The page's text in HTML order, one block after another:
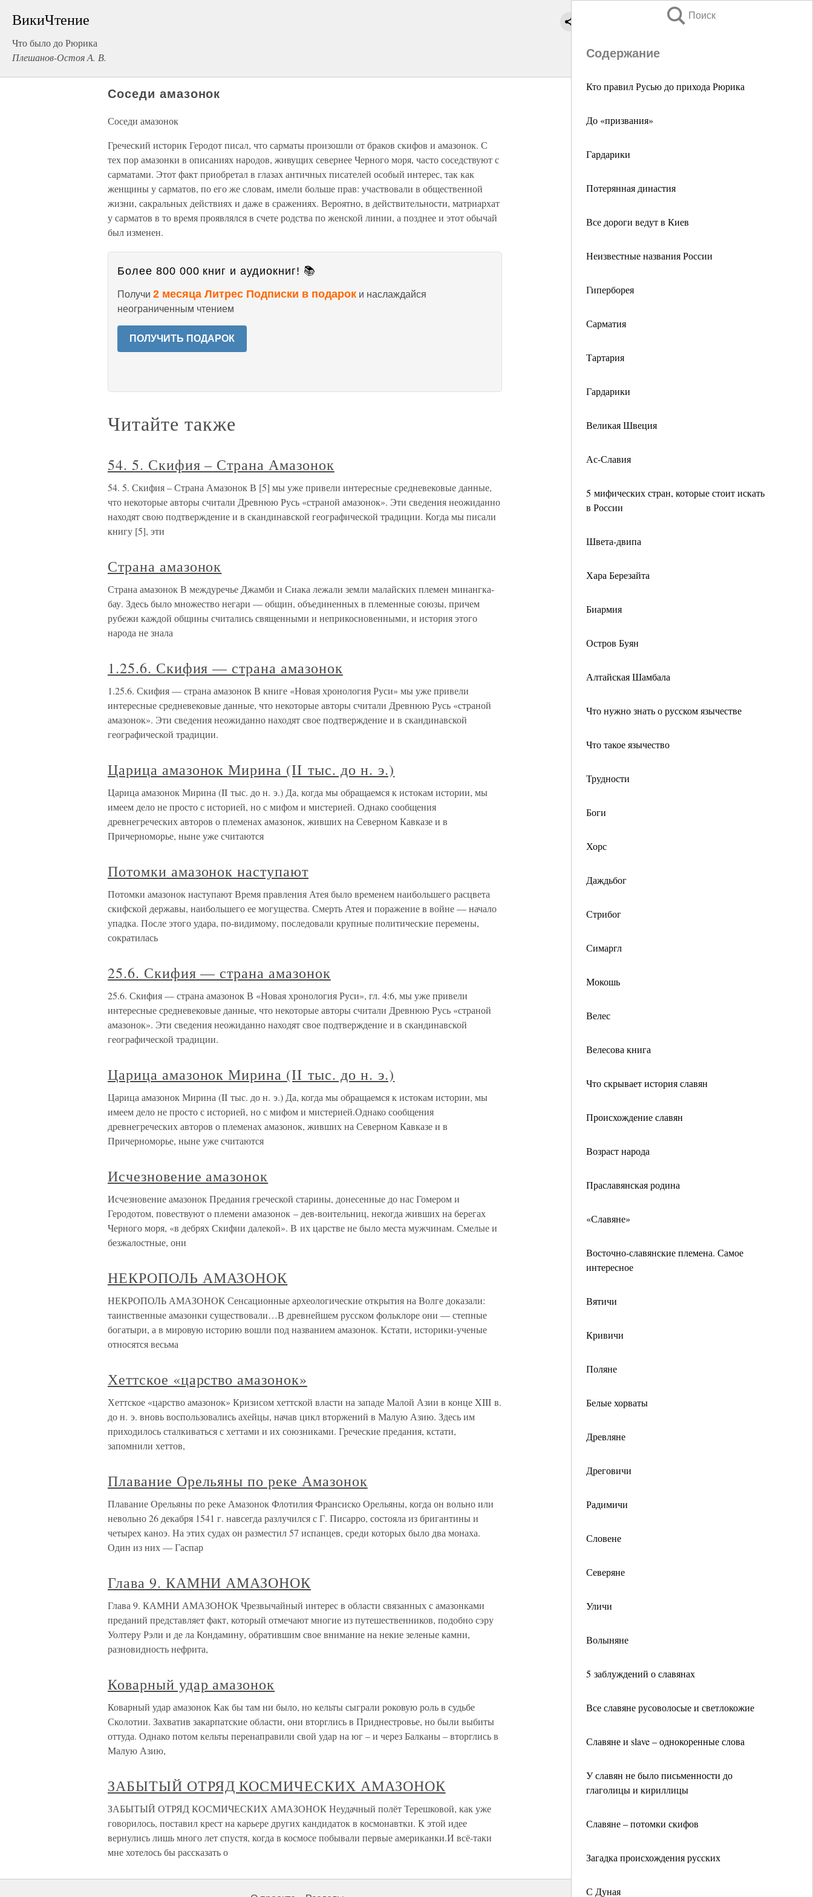
ВикиЧтение
Что было до Рюрика
Плешанов-Остоя А. В.
Поиск
Содержание
Кто правил Русью до прихода Рюрика
До «призвания»
Гардарики
Потерянная династия
Все дороги ведут в Киев
Неизвестные названия России
Гиперборея
Сарматия
Тартария
Гардарики
Великая Швеция
Ас-Славия
5 мифических стран, которые стоит искать
в России
Швета-двипа
Хара Березайта
Биармия
Остров Буян
Алтайская Шамбала
Что нужно знать о русском язычестве
Что такое язычество
Трудности
Боги
Хорс
Даждьбог
Стрибог
Симаргл
Мокошь
Велес
Велесова книга
Что скрывает история славян
Происхождение славян
Возраст народа
Праславянская родина
«Славяне»
Восточно-славянские племена. Самое
интересное
Вятичи
Кривичи
Поляне
Белые хорваты
Древляне
Дреговичи
Радимичи
Словене
Северяне
Уличи
Волыняне
5 заблуждений о славянах
Все славяне русоволосые и светлокожие
Славяне и slave – однокоренные слова
У славян не было письменности до
глаголицы и кириллицы
Славяне – потомки скифов
Загадка происхождения русских
С Дуная
Соседи амазонок
Соседи амазонок
Греческий историк Геродот писал, что сарматы произошли от браков скифов и амазонок. С
тех пор амазонки в описаниях народов, живущих севернее Черного моря, часто соседствуют с
сарматами. Этот факт приобретал в глазах античных писателей особый интерес, так как
женщины у сарматов, по его же словам, имели больше прав: участвовали в общественной
жизни, сакральных действиях и даже в сражениях. Вероятно, в действительности, матриархат
у сарматов в то время проявлялся в счете родства по женской линии, а позднее и этот обычай
был изменен.
Более 800 000 книг и аудиокниг! 📚
Получи 2 месяца Литрес Подписки в подарок и наслаждайся
неограниченным чтением
ПОЛУЧИТЬ ПОДАРОК
Читайте также
54. 5. Скифия – Страна Амазонок
54. 5. Скифия – Страна Амазонок В [5] мы уже привели интересные средневековые данные,
что некоторые авторы считали Древнюю Русь «страной амазонок». Эти сведения неожиданно
находят свою подтверждение и в скандинавской географической традиции. Когда мы писали
книгу [5], эти
Страна амазонок
Страна амазонок В междуречье Джамби и Сиака лежали земли малайских племен минангка-
бау. Здесь было множество негари — общин, объединенных в племенные союзы, причем
рубежи каждой общины считались священными и неприкосновенными, и история этого
народа не знала
1.25.6. Скифия — страна амазонок
1.25.6. Скифия — страна амазонок В книге «Новая хронология Руси» мы уже привели
интересные средневековые данные, что некоторые авторы считали Древнюю Русь «страной
амазонок». Эти сведения неожиданно находят свое подтверждение и в скандинавской
географической традиции.
Царица амазонок Мирина (II тыс. до н. э.)
Царица амазонок Мирина (II тыс. до н. э.) Да, когда мы обращаемся к истокам истории, мы
имеем дело не просто с историей, но с мифом и мистерией. Однако сообщения
древнегреческих авторов о племенах амазонок, живших на Северном Кавказе и в
Причерноморье, ныне уже считаются
Потомки амазонок наступают
Потомки амазонок наступают Время правления Атея было временем наибольшего расцвета
скифской державы, наибольшего ее могущества. Смерть Атея и поражение в войне — начало
упадка. После этого удара, по-видимому, последовали крупные политические перемены,
сократилась
25.6. Скифия — страна амазонок
25.6. Скифия — страна амазонок В «Новая хронология Руси», гл. 4:6, мы уже привели
интересные средневековые данные, что некоторые авторы считали Древнюю Русь «страной
амазонок». Эти сведения неожиданно находят свое подтверждение и в скандинавской
географической традиции.
Царица амазонок Мирина (II тыс. до н. э.)
Царица амазонок Мирина (II тыс. до н. э.) Да, когда мы обращаемся к истокам истории, мы
имеем дело не просто с историей, но с мифом и мистерией.Однако сообщения
древнегреческих авторов о племенах амазонок, живших на Северном Кавказе и в
Причерноморье, ныне уже считаются
Исчезновение амазонок
Исчезновение амазонок Предания греческой старины, донесенные до нас Гомером и
Геродотом, повествуют о племени амазонок – дев-воительниц, некогда живших на берегах
Черного моря, «в дебрях Скифии далекой». В их царстве не было места мужчинам. Смелые и
безжалостные, они
НЕКРОПОЛЬ АМАЗОНОК
НЕКРОПОЛЬ АМАЗОНОК Сенсационные археологические открытия на Волге доказали:
таинственные амазонки существовали…В древнейшем русском фольклоре они — степные
богатыри, а в мировую историю вошли под названием амазонок. Кстати, историки-ученые
относятся весьма
Хеттское «царство амазонок»
Хеттское «царство амазонок» Кризисом хеттской власти на западе Малой Азии в конце XIII в.
до н. э. вновь воспользовались ахейцы, начав цикл вторжений в Малую Азию. Здесь им
приходилось сталкиваться с хеттами и их союзниками. Греческие предания, кстати,
запомнили хеттов,
Плавание Орельяны по реке Амазонок
Плавание Орельяны по реке Амазонок Флотилия Франсиско Орельяны, когда он вольно или
невольно 26 декабря 1541 г. навсегда разлучился с Г. Писарро, состояла из бригантины и
четырех каноэ. На этих судах он разместил 57 испанцев, среди которых было два монаха.
Один из них — Гаспар
Глава 9. КАМНИ АМАЗОНОК
Глава 9. КАМНИ АМАЗОНОК Чрезвычайный интерес в области связанных с амазонками
преданий представляет факт, который отмечают многие из путешественников, подобно сэру
Уолтеру Рэли и де ла Кондамину, обратившим свое внимание на некие зеленые камни,
разновидность нефрита,
Коварный удар амазонок
Коварный удар амазонок Как бы там ни было, но кельты сыграли роковую роль в судьбе
Сколотии. Захватив закарпатские области, они вторглись в Приднестровье, но были выбиты
оттуда. Однако потом кельты перенаправили свой удар на юг – и через Балканы – вторглись в
Малую Азию,
ЗАБЫТЫЙ ОТРЯД КОСМИЧЕСКИХ АМАЗОНОК
ЗАБЫТЫЙ ОТРЯД КОСМИЧЕСКИХ АМАЗОНОК Неудачный полёт Терешковой, как уже
говорилось, поставил крест на карьере других кандидаток в космонавтки. К этой идее
вернулись лишь много лет спустя, когда в космосе побывали первые американки.И всё-таки
мне хотелось бы рассказать о